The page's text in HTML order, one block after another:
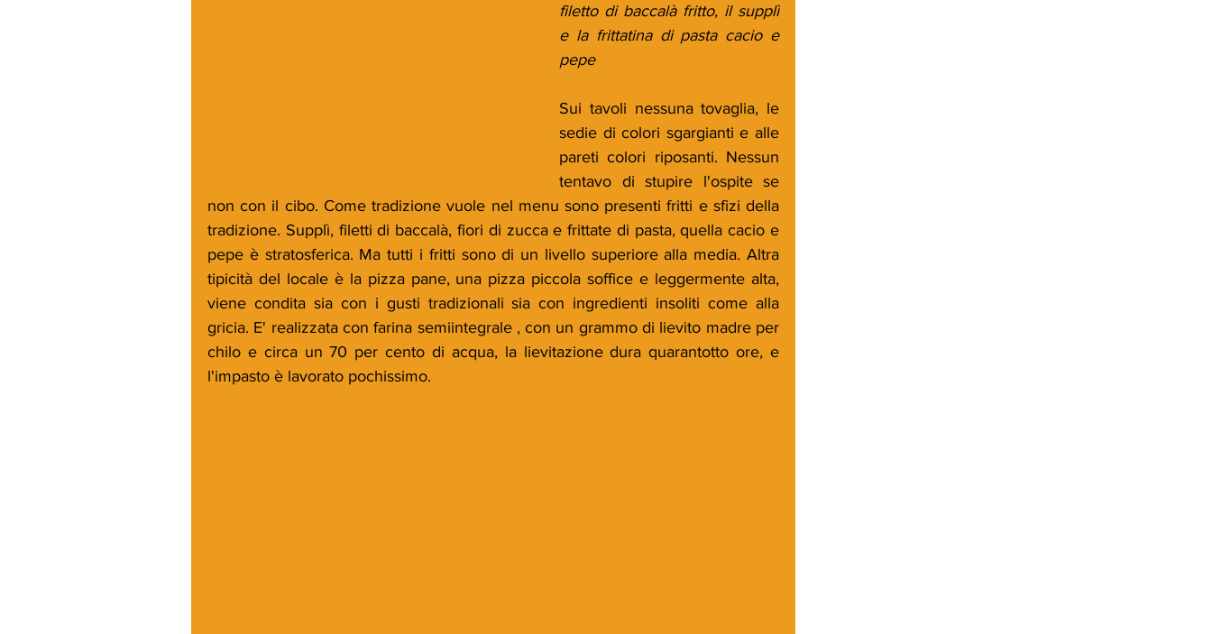
filetto di baccalà fritto, il supplì
e la frittatina di pasta cacio e
pepe
Sui tavoli nessuna tovaglia, le
sedie di colori sgargianti e alle
pareti colori riposanti. Nessun
tentavo di stupire l'ospite se
non con il cibo. Come tradizione vuole nel menu sono presenti fritti e sfizi della
tradizione. Supplì, filetti di baccalà, fiori di zucca e frittate di pasta, quella cacio e
pepe è stratosferica. Ma tutti i fritti sono di un livello superiore alla media. Altra
tipicità del locale è la pizza pane, una pizza piccola soffice e leggermente alta,
viene condita sia con i gusti tradizionali sia con ingredienti insoliti come alla
gricia. E' realizzata con farina semiintegrale , con un grammo di lievito madre per
chilo e circa un 70 per cento di acqua, la lievitazione dura quarantotto ore, e
l'impasto è lavorato pochissimo.